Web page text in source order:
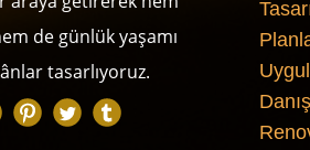
de günlük yaşamı
tasarlıyoruz.